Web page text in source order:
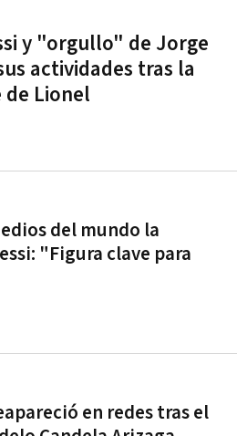
y "orgullo" de Jorge
actividades tras la
Lionel
del mundo la
"Figura clave para
en redes tras el